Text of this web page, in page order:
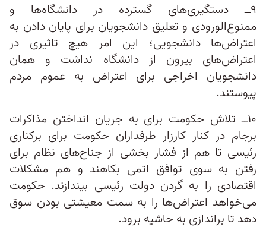
۹ــ دستگیری‌های گسترده در دانشگاه‌ها و
ممنوع‌الورودی و تعلیق دانشجویان برای پایان دادن به
اعتراض‌ها دانشجویی؛ این امر هیچ تاثیری در
اعتراض‌های بیرون از دانشگاه نداشت و همان
دانشجویان اخراجی برای اعتراض به عموم مردم
پیوستند.
۱۰ــ تلاش حکومت برای به جریان انداختن مذاکرات
برجام در کنار کارزار طرفداران حکومت برای برکناری
رئیسی تا هم از فشار بخشی از جناح‌های نظام برای
رفتن به سوی توافق اتمی بکاهند و هم مشکلات
اقتصادی را به گردن دولت رئیسی بیندازند. حکومت
می‌خواهد اعتراض‌ها را به سمت معیشتی بودن سوق
دهد تا براندازی به حاشیه برود.